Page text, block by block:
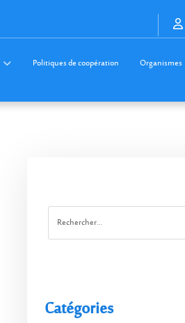
Politiques de coopération Organismes
Catégories